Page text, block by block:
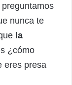
nunca te
la
¿cómo
eres presa